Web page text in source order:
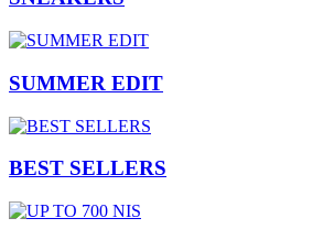
SUMMER EDIT
BEST SELLERS